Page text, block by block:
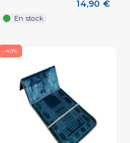
14,90 €
En stock
-40%